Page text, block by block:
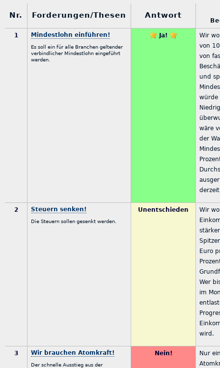
Nr. Forderungen/Thesen Antwort
1 Mindestlohn einführen!
Es soll ein für alle Branchen geltender
verbindlicher Mindestlohn eingeführt
werden.
Ja!
Wir
von
von
und
würde
wäre
der
2 Steuern senken!
Die Steuern sollen gesenkt werden.
Unentschieden
Wir
Euro
Wer
im
wird.
3 Wir brauchen Atomkraft!
Der schnelle Ausstieg aus der
Nein!
Nur